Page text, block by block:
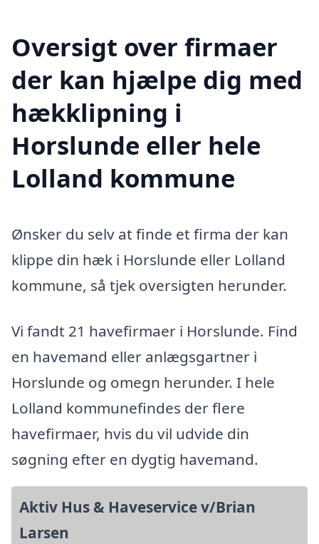
Oversigt over firmaer
der kan hjælpe dig med
hækklipning i
Horslunde eller hele
Lolland kommune
Ønsker du selv at finde et firma der kan
klippe din hæk i Horslunde eller Lolland
kommune, så tjek oversigten herunder.
Vi fandt 21 havefirmaer i Horslunde. Find
en havemand eller anlægsgartner i
Horslunde og omegn herunder. I hele
Lolland kommunefindes der flere
havefirmaer, hvis du vil udvide din
søgning efter en dygtig havemand.
Aktiv Hus & Haveservice v/Brian
Larsen